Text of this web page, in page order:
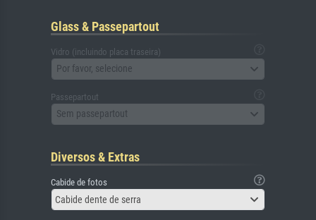
Glass & Passepartout
Vidro (incluindo placa traseira)
Por favor, selecione
Passepartout
Sem passepartout
Diversos & Extras
Cabide de fotos
Cabide dente de serra